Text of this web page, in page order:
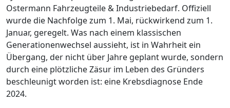
Ostermann Fahrzeugteile & Industriebedarf. Offiziell
wurde die Nachfolge zum 1. Mai, rückwirkend zum 1.
Januar, geregelt. Was nach einem klassischen
Generationenwechsel aussieht, ist in Wahrheit ein
Übergang, der nicht über Jahre geplant wurde, sondern
durch eine plötzliche Zäsur im Leben des Gründers
beschleunigt worden ist: eine Krebsdiagnose Ende
2024.